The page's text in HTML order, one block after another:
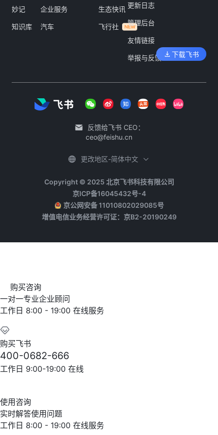
妙记
知识库
企业服务
汽车
生态快讯
飞行社
更新日志
管理后台
友情链接
举报与反馈 下载飞书
反馈给飞书 CEO：
ceo@feishu.cn
Copyright © 2025 北京飞书科技有限公司
京ICP备16045432号-4
京公网安备 11010802029085号
增值电信业务经营许可证：京B2-20190249
更改地区-简体中文
购买咨询
一对一专业企业顾问
工作日 8:00 - 19:00 在线服务
购买飞书
400-0682-666
工作日 9:00-19:00 在线
使用咨询
实时解答使用问题
工作日 8:00 - 19:00 在线服务